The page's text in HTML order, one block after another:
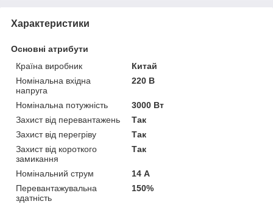
Характеристики
Основні атрибути
Країна виробник
Китай
Номінальна вхідна
напруга
220 В
Номінальна потужність
3000 Вт
Захист від перевантажень
Так
Захист від перегріву
Так
Захист від короткого
замикання
Так
Номінальний струм
14 А
Перевантажувальна
здатність
150%